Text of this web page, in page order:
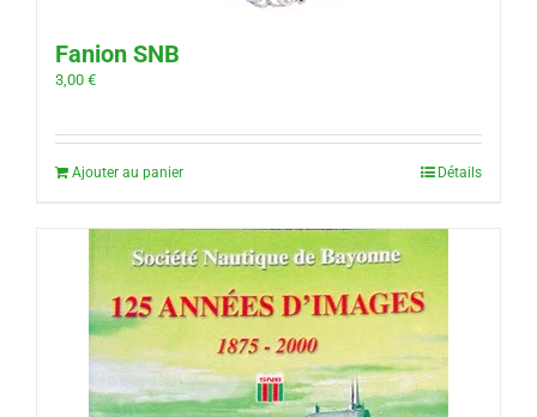
Fanion SNB
3,00 €
Ajouter au panier Détails